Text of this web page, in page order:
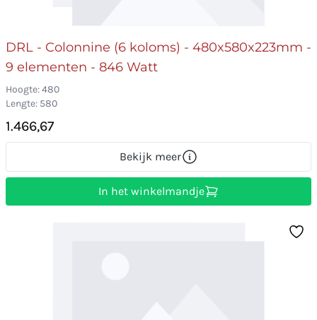
DRL - Colonnine (6 koloms) - 480x580x223mm -
9 elementen - 846 Watt
Hoogte: 480
Lengte: 580
1.466,67
Bekijk meer
In het winkelmandje